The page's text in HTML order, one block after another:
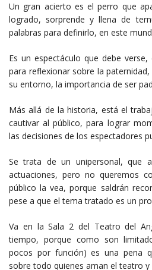
Un gran acierto es el perro que
logrado, sorprende y llena de
palabras para definirlo, en este
Es un espectáculo que debe
para reflexionar sobre la
su entorno, la importancia de ser
Más allá de la historia, está el
cautivar al público, para lograr
las decisiones de los espectadores
Se trata de un unipersonal, que
actuaciones, pero no queremos
público la vea, porque saldrán
pese a que el tema tratado es un
Va en la Sala 2 del Teatro del
tiempo, porque como son
pocos por función) es una pena
sobre todo quienes aman el teatro y